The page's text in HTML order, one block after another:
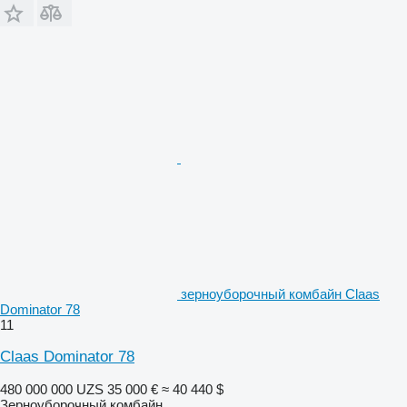
зерноуборочный комбайн Claas
Dominator 78
11
Claas Dominator 78
480 000 000 UZS 35 000 € ≈ 40 440 $